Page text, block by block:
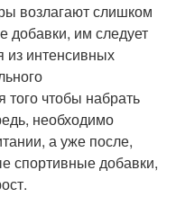
возлагают слишком
добавки, им следует
из интенсивных
того чтобы набрать
необходимо
а уже после,
спортивные добавки,